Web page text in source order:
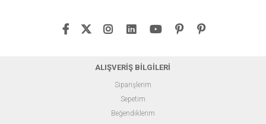
ALIŞVERİŞ BİLGİLERİ
Siparişlerim
Sepetim
Beğendiklerim